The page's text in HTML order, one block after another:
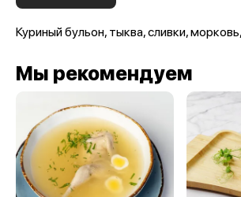
Куриный бульон, тыква, сливки,
Мы рекомендуем